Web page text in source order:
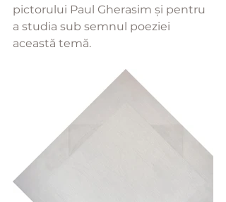
pictorului Paul Gherasim și pentru
a studia sub semnul poeziei
această temă.